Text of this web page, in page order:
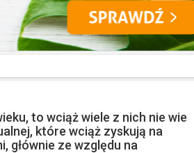
to wciąż wiele z nich nie wie
które wciąż zyskują na
głównie ze względu na